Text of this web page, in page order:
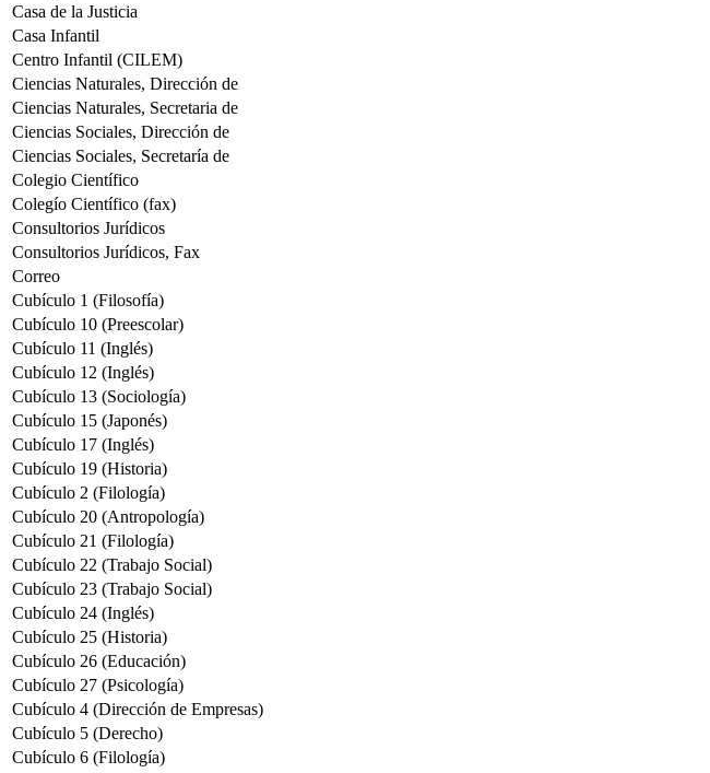
Casa de la Justicia
Casa Infantil
Centro Infantil (CILEM)
Ciencias Naturales, Dirección de
Ciencias Naturales, Secretaria de
Ciencias Sociales, Dirección de
Ciencias Sociales, Secretaría de
Colegio Científico
Colegío Científico (fax)
Consultorios Jurídicos
Consultorios Jurídicos, Fax
Correo
Cubículo 1 (Filosofía)
Cubículo 10 (Preescolar)
Cubículo 11 (Inglés)
Cubículo 12 (Inglés)
Cubículo 13 (Sociología)
Cubículo 15 (Japonés)
Cubículo 17 (Inglés)
Cubículo 19 (Historia)
Cubículo 2 (Filología)
Cubículo 20 (Antropología)
Cubículo 21 (Filología)
Cubículo 22 (Trabajo Social)
Cubículo 23 (Trabajo Social)
Cubículo 24 (Inglés)
Cubículo 25 (Historia)
Cubículo 26 (Educación)
Cubículo 27 (Psicología)
Cubículo 4 (Dirección de Empresas)
Cubículo 5 (Derecho)
Cubículo 6 (Filología)